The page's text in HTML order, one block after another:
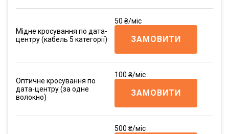
Мідне кросування по дата-
центру (кабель 5 категорії)
50 ₴/міс
ЗАМОВИТИ
Оптичне кросування по
дата-центру (за одне
волокно)
100 ₴/міс
ЗАМОВИТИ
500 ₴/міс